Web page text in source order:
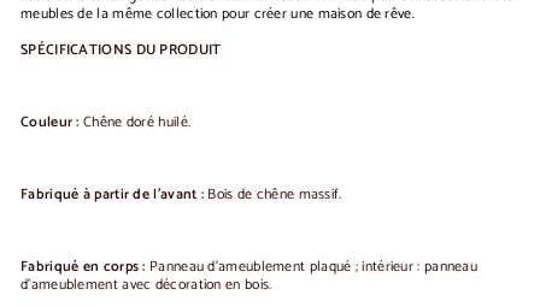
meubles de la même collection pour créer une maison de rêve.
SPÉCIFICATIONS DU PRODUIT
Couleur : Chêne doré huilé.
Fabriqué à partir de l'avant : Bois de chêne massif.
Fabriqué en corps : Panneau d'ameublement plaqué ;intérieur : panneau
d'ameublement avec décoration en bois.